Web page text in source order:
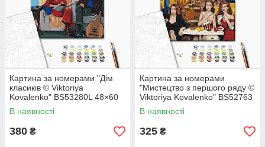
Картина за номерами "Дім
класиків © Viktoriya
Kovalenko" BS53280L 48×60
см
В наявності
380 ₴
Картина за номерами
"Мистецтво з першого ряду ©
Viktoriya Kovalenko" BS52763
40×50 см
В наявності
325 ₴